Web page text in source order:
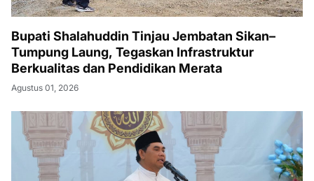
Bupati Shalahuddin Tinjau Jembatan Sikan–
Tumpung Laung, Tegaskan Infrastruktur
Berkualitas dan Pendidikan Merata
Agustus 01, 2026